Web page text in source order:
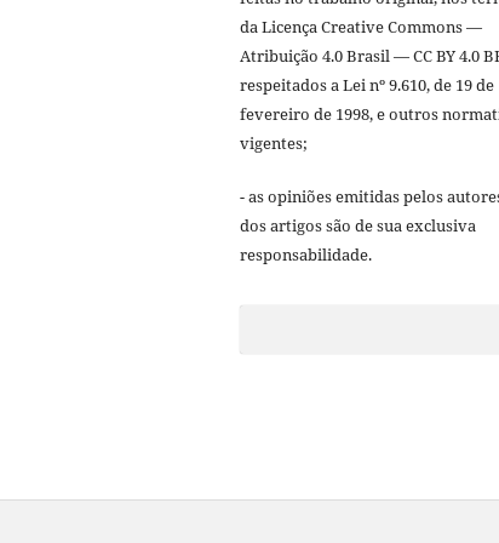
da Licença Creative Commons —
Atribuição 4.0 Brasil — CC BY 4.0
respeitados a Lei nº 9.610, de 19 de
fevereiro de 1998, e outros
vigentes;
- as opiniões emitidas pelos
dos artigos são de sua exclusiva
responsabilidade.